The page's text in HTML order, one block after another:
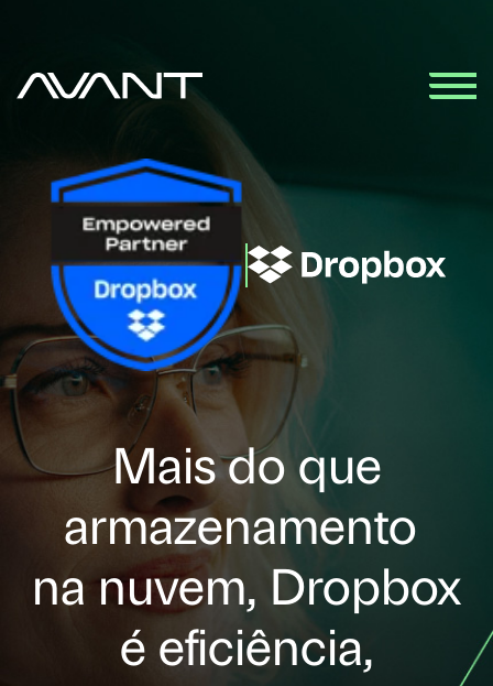
Mais do que
armazenamento
na nuvem, Dropbox
é eficiência,